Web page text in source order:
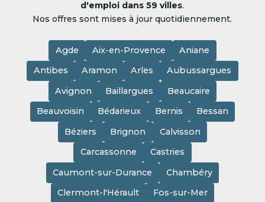
d'emploi dans 59 villes.
Nos offres sont mises à jour quotidiennement.
Agde Aix-en-Provence
Aniane
Antibes
Aramon Arles
Aubussargues
Avignon
Baillargues
Beaucaire
Beauvoisin
Bédarieux Bernis
Bessan
Béziers
Brignon
Calvisson
Carcassonne
Castries
Caumont-sur-Durance
Chambéry
Clermont-l'Hérault
Fos-sur-Mer